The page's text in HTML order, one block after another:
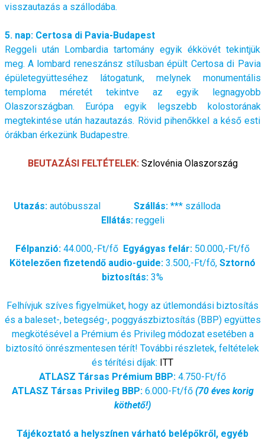
visszautazás a szállodába.
5. nap: Certosa di Pavia-Budapest
Reggeli után Lombardia tartomány egyik ékkövét tekintjük
meg. A lombard reneszánsz stílusban épült Certosa di Pavia
épületegyütteséhez látogatunk, melynek monumentális
temploma méretét tekintve az egyik legnagyobb
Olaszországban. Európa egyik legszebb kolostorának
megtekintése után hazautazás. Rövid pihenőkkel a késő esti
órákban érkezünk Budapestre.
BEUTAZÁSI FELTÉTELEK: Szlovénia Olaszország
Utazás: autóbusszal Szállás: *** szálloda
Ellátás: reggeli
Félpanzió: 44.000,-Ft/fő Egyágyas felár: 50.000,-Ft/fő
Kötelezően fizetendő audio-guide: 3.500,-Ft/fő, Sztornó
biztosítás: 3%
Felhívjuk szíves figyelmüket, hogy az útlemondási biztosítás
és a baleset-, betegség-, poggyászbiztosítás (BBP) együttes
megkötésével a Prémium és Privileg módozat esetében a
biztosító önrészmentesen térít! További részletek, feltételek
és térítési díjak: ITT
ATLASZ Társas Prémium BBP: 4.750-Ft/fő
ATLASZ Társas Privileg BBP:6.000-Ft/fő (70 éves korig
köthető!)
Tájékoztató a helyszínen várható belépőkről, egyéb